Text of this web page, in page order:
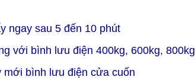
ngay sau 5 đến 10 phút
với bình lưu điện 400kg, 600kg, 800kg
mới bình lưu điện cửa cuốn